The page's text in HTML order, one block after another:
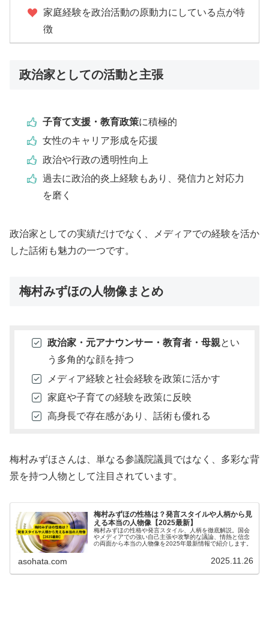
家庭経験を政治活動の原動力にしている点が特
徴
政治家としての活動と主張
子育て支援・教育政策に積極的
女性のキャリア形成を応援
政治や行政の透明性向上
過去に政治的炎上経験もあり、発信力と対応力
を磨く
政治家としての実績だけでなく、メディアでの経験を活か
した話術も魅力の一つです。
梅村みずほの人物像まとめ
政治家・元アナウンサー・教育者・母親とい
う多角的な顔を持つ
メディア経験と社会経験を政策に活かす
家庭や子育ての経験を政策に反映
高身長で存在感があり、話術も優れる
梅村みずほさんは、単なる参議院議員ではなく、多彩な背
景を持つ人物として注目されています。
梅村みずほの性格は？発言スタイルや人柄から見
える本当の人物像【2025最新】
梅村みずほの性格や発言スタイル、人柄を徹底解説。国会
やメディアでの強い自己主張や攻撃的な議論、情熱と信念
の両面から本当の人物像を2025年最新情報で紹介します。
asohata.com 2025.11.26